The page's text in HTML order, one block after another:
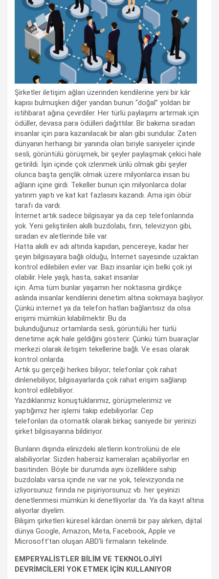
Şirketler iletişim ağları üzerinden kendilerine yeni bir kâr
kapısı bulmuşken diğer yandan bunun “doğal” yoldan bir
istihbarat ağına çevirdiler. Her türlü paylaşımı artırmak için
ödüller, devasa para ödülleri dağıttılar. Bir bakıma sıradan
insanlar için para kazanılacak bir alan gibi sundular. Zaten
dünyanın herhangi bir yanında olan biriyle saniyeler içinde
sesli, görüntülü görüşmek, bir şeyler paylaşmak çekici hale
getirildi. İşin içinde çok izlenmek ünlü olmak gibi şeyler
olunca başta gençlik olmak üzere milyonlarca insan bu
ağların içine girdi. Tekeller bunun için milyonlarca dolar
yatırım yaptı ve kat kat fazlasını kazandı. Ama işin öbür
tarafı da vardı.
İnternet artık sadece bilgisayar ya da cep telefonlarında
yok. Yeni geliştirilen akıllı buzdolabı, fırın, televizyon gibi,
sıradan ev aletlerinde bile var.
Hatta akıllı ev adı altında kapıdan, pencereye, kadar her
şeyin bilgisayara bağlı olduğu, İnternet sayesinde uzaktan
kontrol edilebilen evler var. Bazı insanlar için belki çok iyi
olabilir. Hele yaşlı, hasta, sakat insanlar
için. Ama tüm bunlar yaşamın her noktasına girdikçe
aslında insanlar kendilerini denetim altına sokmaya başlıyor.
Çünkü internet ya da telefon hatları bağlantısız da olsa
erişimi mümkün kılabilmektir. Bu da
bulunduğunuz ortamlarda sesli, görüntülü her türlü
denetime açık hale geldiğini gösterir. Çünkü tüm buaraçlar
merkezi olarak iletişim tekellerine bağlı. Ve esas olarak
kontrol onlarda.
Artık şu gerçeği herkes biliyor; telefonlar çok rahat
dinlenebiliyor, bilgisayarlarda çok rahat erişim sağlanıp
kontrol edilebiliyor.
Yazdıklarımız konuştuklarımız, görüşmelerimiz ve
yaptığımız her işlemi takip edebiliyorlar. Cep
telefonları da otomatik olarak birkaç saniyede bir yerinizi
şirket bilgisayarına bildiriyor.
Bunların dışında elinizdeki aletlerin kontrolünü de ele
alabiliyorlar. Sizden habersiz kameraları açabiliyorlar en
basitinden. Böyle bir durumda aynı özelliklere sahip
buzdolabı varsa içinde ne var ne yok, televizyonda ne
izliyorsunuz fırında ne pişiriyorsunuz vb. her şeyinizi
denetlenmesi mümkün ki denetliyorlar da. Ya da kayıt altına
alıyorlar diyelim.
Bilişim şirketleri küresel kârdan önemli bir pay alırken, dijital
dünya Google, Amazon, Meta, Facebook, Apple ve
Microsoft’tan oluşan ABD’li firmaların tekelinde.
EMPERYALİSTLER BİLİM VE TEKNOLOJİYİ
DEVRİMCİLERİ YOK ETMEK İÇİN KULLANIYOR